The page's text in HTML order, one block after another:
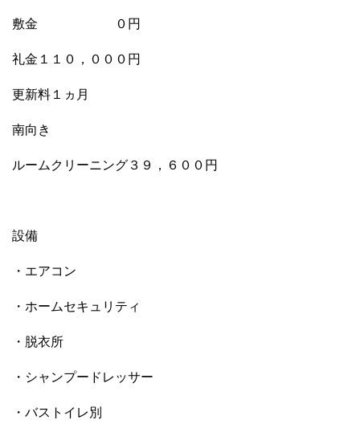
敷金 ０円
礼金１１０，０００円
更新料１ヵ月
南向き
ルームクリーニング３９，６００円
設備
・エアコン
・ホームセキュリティ
・脱衣所
・シャンプードレッサー
・バストイレ別